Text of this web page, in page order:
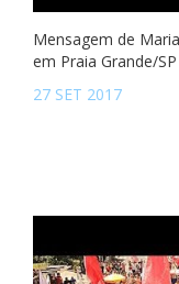
Mensagem de
em Praia Grande/SP
27 SET 2017